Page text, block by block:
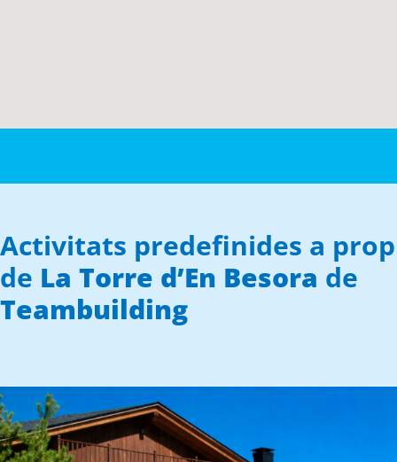
Activitats predefinides a prop
de La Torre d’En Besora de
Teambuilding